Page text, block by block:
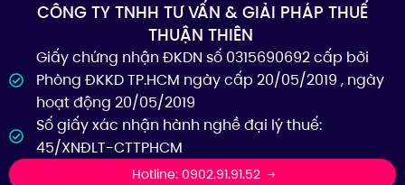
CÔNG TY TNHH TƯ VẤN & GIẢI PHÁP THUẾ
THUẬN THIÊN
Giấy chứng nhận ĐKDN số 0315690692 cấp bởi
Phòng ĐKKD TP.HCM ngày cấp 20/05/2019 , ngày
hoạt động 20/05/2019
Số giấy xác nhận hành nghề đại lý thuế:
45/XNĐLT-CTTPHCM
Hotline: 0902.91.91.52